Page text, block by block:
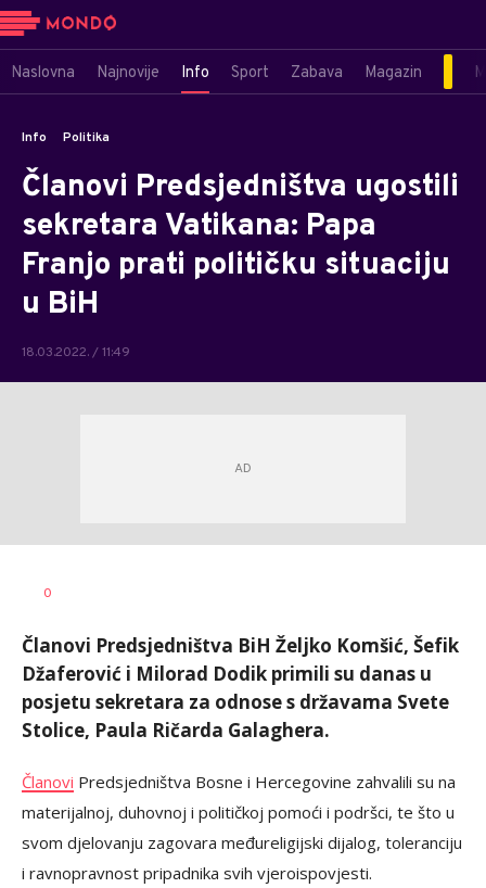
Naslovna Najnovije Info Sport Zabava Magazin
Info Politika
Članovi Predsjedništva ugostili
sekretara Vatikana: Papa
Franjo prati političku situaciju
u BiH
18.03.2022. / 11:49
AUTOR
0
Članovi Predsjedništva BiH Željko Komšić, Šefik
Džaferović i Milorad Dodik primili su danas u
posjetu sekretara za odnose s državama Svete
Stolice, Paula Ričarda Galaghera.
Članovi Predsjedništva Bosne i Hercegovine zahvalili su na
materijalnoj, duhovnoj i političkoj pomoći i podršci, te što u
svom djelovanju zagovara međureligijski dijalog, toleranciju
i ravnopravnost pripadnika svih vjeroispovjesti.